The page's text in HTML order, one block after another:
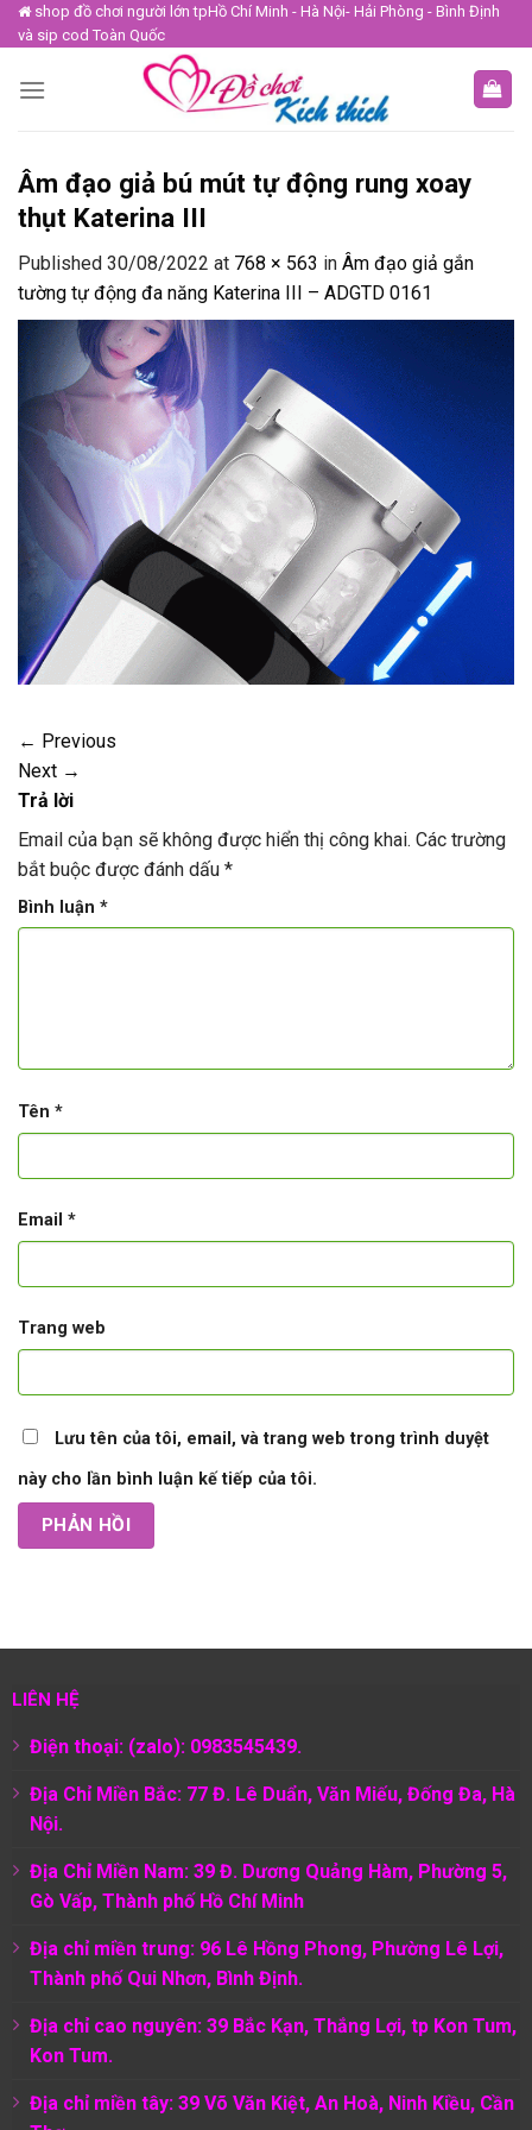
Skip
to
shop đồ chơi người lớn tpHồ Chí Minh - Hà Nội- Hải Phòng - Bình Định
và sip cod Toàn Quốc
Âm đạo giả bú mút tự động rung xoay
thụt Katerina III
Published 30/08/2022 at 768 × 563 in Âm đạo giả gắn
tường tự động đa năng Katerina III – ADGTD 0161
← Previous
Next →
Trả lời
Email của bạn sẽ không được hiển thị công khai. Các trường
bắt buộc được đánh dấu *
Bình luận *
Tên *
Email *
Trang web
Lưu tên của tôi, email, và trang web trong trình duyệt
này cho lần bình luận kế tiếp của tôi.
LIÊN HỆ
Điện thoại: (zalo): 0983545439.
Địa Chỉ Miền Bắc: 77 Đ. Lê Duẩn, Văn Miếu, Đống Đa, Hà
Nội.
Địa Chỉ Miền Nam: 39 Đ. Dương Quảng Hàm, Phường 5,
Gò Vấp, Thành phố Hồ Chí Minh
Địa chỉ miền trung: 96 Lê Hồng Phong, Phường Lê Lợi,
Thành phố Qui Nhơn, Bình Định.
Địa chỉ cao nguyên: 39 Bắc Kạn, Thắng Lợi, tp Kon Tum,
Kon Tum.
Địa chỉ miền tây: 39 Võ Văn Kiệt, An Hoà, Ninh Kiều, Cần